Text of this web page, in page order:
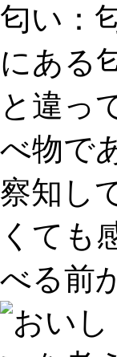
匂い：
にある
と違っ
べ物で
察知し
くても
べる前